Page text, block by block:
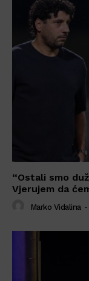
“Ostali smo
Vjerujem da
Marko Vidalina -